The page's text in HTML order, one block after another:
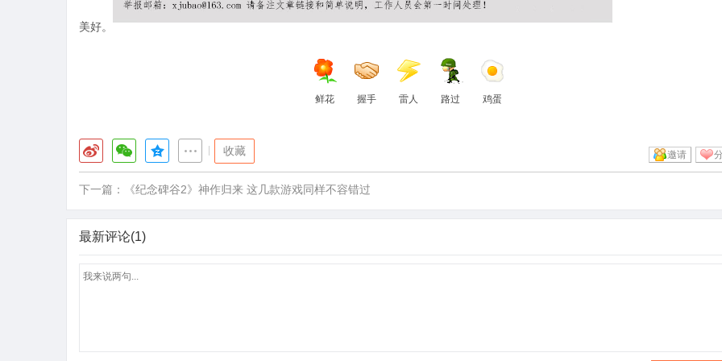
美好。
鲜花 握手 雷人 路过 鸡蛋
收藏 邀请
下一篇： 《纪念碑谷2》神作归来 这几款游戏同样不容错过
最新评论(1)